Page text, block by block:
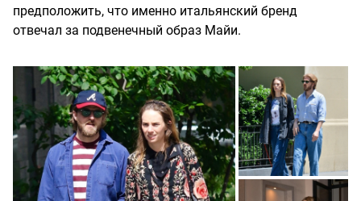
предположить, что именно итальянский бренд
отвечал за подвенечный образ Майи.